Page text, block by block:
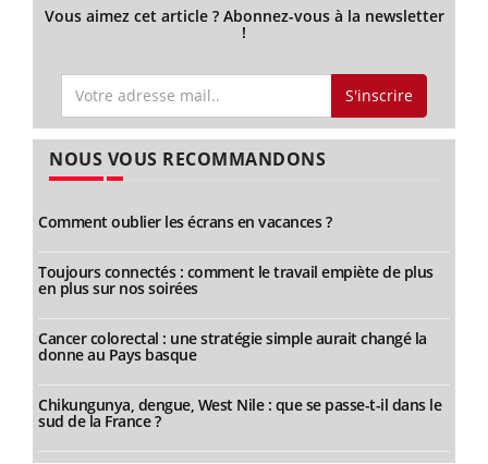
Vous aimez cet article ? Abonnez-vous à la newsletter
!
S'inscrire
NOUS VOUS RECOMMANDONS
Comment oublier les écrans en vacances ?
Toujours connectés : comment le travail empiète de plus
en plus sur nos soirées
Cancer colorectal : une stratégie simple aurait changé la
donne au Pays basque
Chikungunya, dengue, West Nile : que se passe-t-il dans le
sud de la France ?